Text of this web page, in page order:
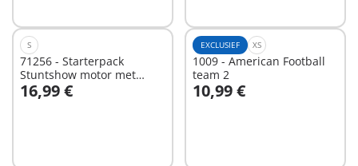
S
71256 - Starterpack
Stuntshow motor met
vuurmuur
16,99 €
EXCLUSIEF XS
1009 - American Football
team 2
10,99 €